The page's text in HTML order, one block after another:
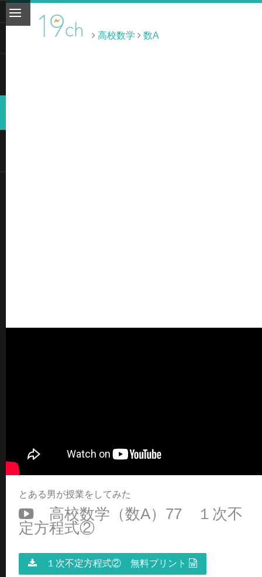
高校数学 数A
とある男が授業をしてみた
高校数学（数A）77 １次不
定方程式②
１次不定方程式② 無料プリント